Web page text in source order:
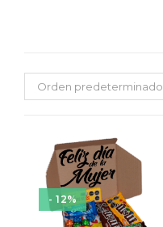
Orden predeterminado
- 12%